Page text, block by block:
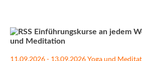
Einführungskurse an jedem
und Meditation
11.09.2026 - 13.09.2026 Yoga und